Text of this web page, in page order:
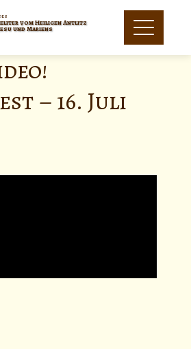
vom Heiligen Antlitz
und Mariens
– 16. Juli